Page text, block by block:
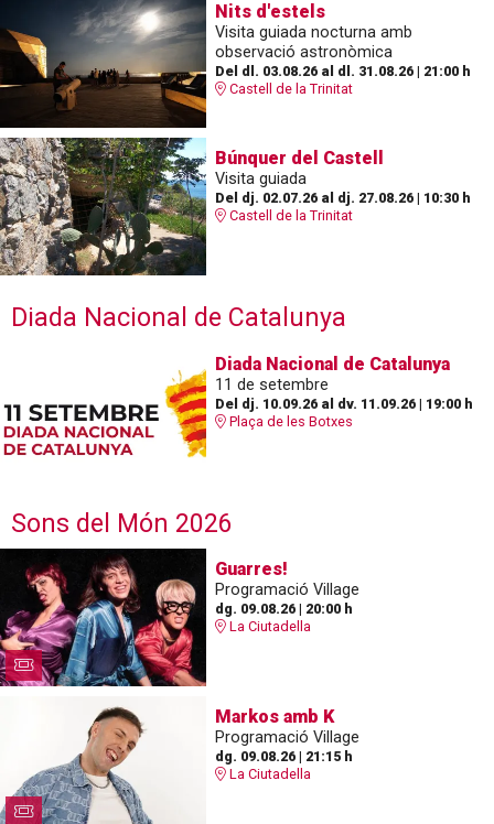
Nits d'estels
Visita guiada nocturna amb
observació astronòmica
Del dl. 03.08.26al dl. 31.08.26| 21:00 h
Castell de la Trinitat
Búnquer del Castell
Visita guiada
Del dj. 02.07.26al dj. 27.08.26| 10:30 h
Castell de la Trinitat
Diada Nacional de Catalunya
Diada Nacional de Catalunya
11 de setembre
Del dj. 10.09.26al dv. 11.09.26| 19:00 h
Plaça de les Botxes
Sons del Món 2026
Guarres!
Programació Village
dg. 09.08.26| 20:00 h
La Ciutadella
Markos amb K
Programació Village
dg. 09.08.26| 21:15 h
La Ciutadella